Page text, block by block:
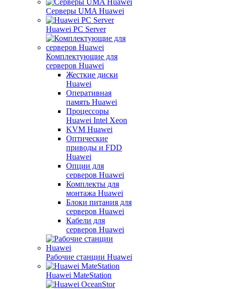
Серверы UMA Huawei
Huawei PC Server
Комплектующие для
серверов Huawei
Жесткие диски
Huawei
Оперативная
память Huawei
Процессоры
Huawei Intel Xeon
KVM Huawei
Оптические
приводы и FDD
Huawei
Опции для
серверов Huawei
Комплекты для
монтажа Huawei
Блоки питания для
серверов Huawei
Кабели для
серверов Huawei
Рабочие станции Huawei
Huawei MateStation